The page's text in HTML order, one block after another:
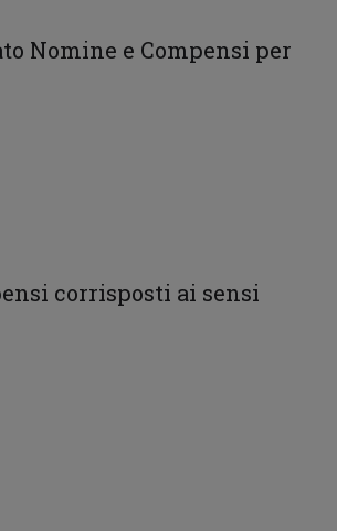
Nomine e Compensi per
corrisposti ai sensi